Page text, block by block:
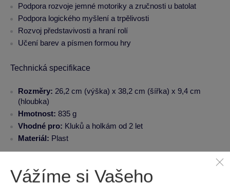
Podpora rozvoje jemné motoriky a zručnosti u batolat
Podpora logického myšlení a trpělivosti
Rozvoj představivosti a hraní rolí
Učení barev a písmen formou hry
Technická specifikace
Rozměry: 26,2 cm (výška) x 38,2 cm (šířka) x 9,4 cm
(hloubka)
Hmotnost: 835 g
Vhodné pro: Kluků a holkám od 2 let
Materiál: Plast
Vážíme si Vašeho